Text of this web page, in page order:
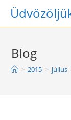
Skip
Blog
> 2015 > július